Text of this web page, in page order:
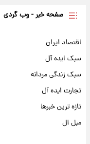
صفحه خبر - وب گردی
اقتصاد ایران
سبک ایده آل
سبک زندگی مردانه
تجارت ایده آل
تازه ترین خبرها
مبل ال